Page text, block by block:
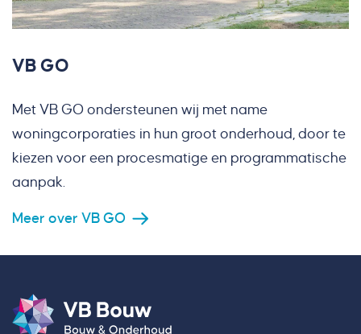
VB GO
Met VB GO ondersteunen wij met name
woningcorporaties in hun groot onderhoud, door te
kiezen voor een procesmatige en programmatische
aanpak.
Meer over VB GO